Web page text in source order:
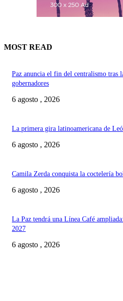
MOST READ
Paz anuncia el fin del centralismo tras
gobernadores
6 agosto , 2026
La primera gira latinoamericana de
6 agosto , 2026
Camila Zerda conquista la coctelería
6 agosto , 2026
La Paz tendrá una Línea Café
2027
6 agosto , 2026